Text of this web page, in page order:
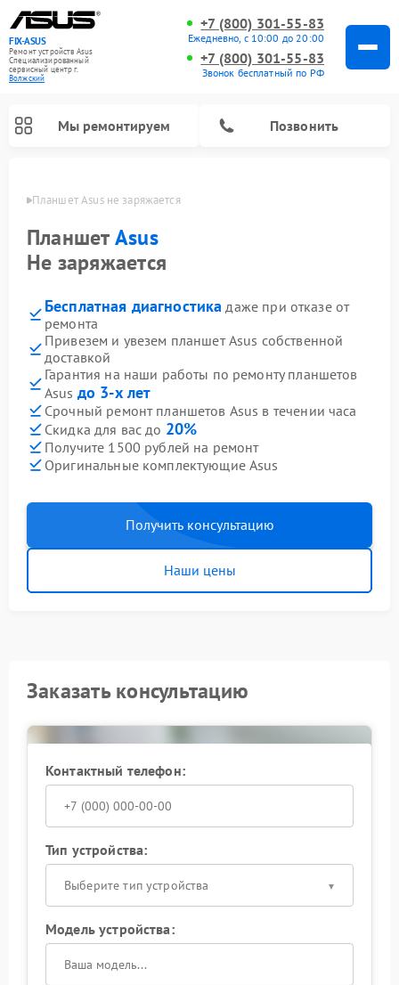
FIX-ASUS
Ремонт устройств Asus
Специализированный
cервисный центр г.
Волжский
+7 (800) 301-55-83
Ежедневно, с 10:00 до 20:00
+7 (800) 301-55-83
Звонок бесплатный по РФ
Мы ремонтируем Позвонить
Планшет Asus не заряжается
ПланшетAsus
Не заряжается
Бесплатная диагностика даже при отказе от
ремонта
Привезем и увезем планшет Asus собственной
доставкой
Гарантия на наши работы по ремонту планшетов
Asus до 3-х лет
Срочный ремонт планшетов Asus в течении часа
Скидка для вас до 20%
Получите 1500 рублей на ремонт
Оригинальные комплектующие Asus
Получить консультацию
Наши цены
Заказать консультацию
Контактный телефон:
Тип устройства:
Выберите тип устройства
Модель устройства: